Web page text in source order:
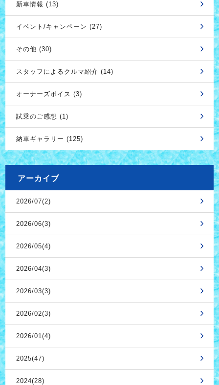
新車情報 (13)
イベント/キャンペーン (27)
その他 (30)
スタッフによるクルマ紹介 (14)
オーナーズボイス (3)
試乗のご感想 (1)
納車ギャラリー (125)
アーカイブ
2026/07(2)
2026/06(3)
2026/05(4)
2026/04(3)
2026/03(3)
2026/02(3)
2026/01(4)
2025(47)
2024(28)